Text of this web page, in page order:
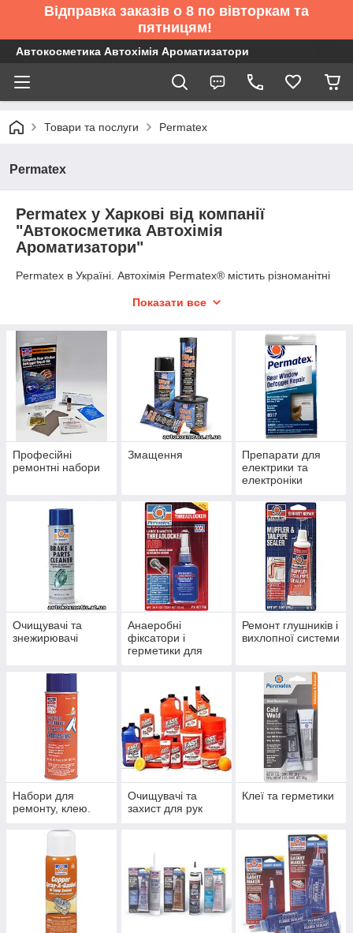
Відправка заказів о 8 по вівторкам та
пятницям!
Автокосметика Автохімія Ароматизатори
Товари та послуги Permatex
Permatex
Permatex у Харкові від компанії
"Автокосметика Автохімія
Ароматизатори"
Permatex в Україні. Автохімія Permatex® містить різноманітні
автомобілів, їх післяпродажного технічного обслуговування
Товар обміну та поверненню не підлягає!
Показати все
Професійні
ремонтні набори
Змащення
Препарати для
електрики та
електроніки
Очищувачі та
знежирювачі
Анаеробні
фіксатори і
герметики для
Ремонт глушників і
вихлопної системи
Набори для
ремонту, клею.
Очищувачі та
захист для рук
Клеї та герметики